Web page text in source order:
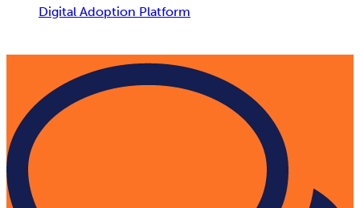
Digital Adoption Platform